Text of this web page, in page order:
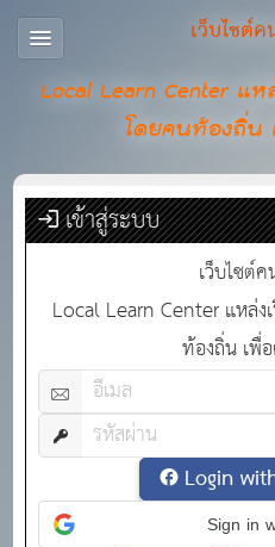
เว็บไซต์
Local Learn Center แ
โดยคนท้องถิ่น
เข้าสู่ระบบ
เว็บไซต์
Local Learn Center แหล่
ท้องถิ่น เพื่
Login
Sign in